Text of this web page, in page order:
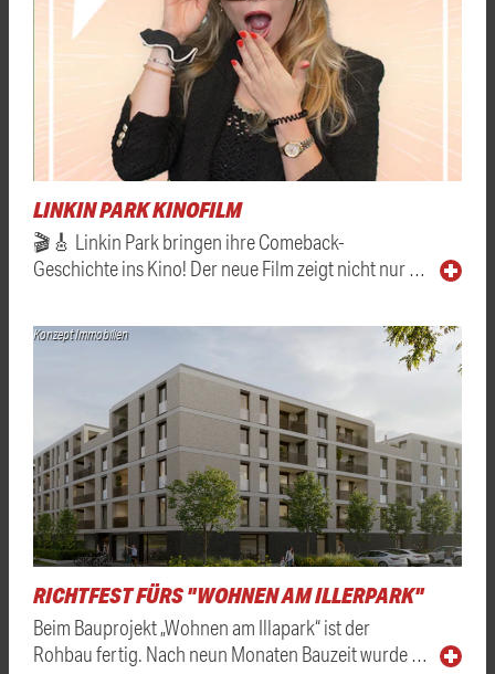
LINKIN PARK KINOFILM
🎬🎸 Linkin Park bringen ihre Comeback-
Geschichte ins Kino! Der neue Film zeigt nicht nur …
Konzept Immobilien
RICHTFEST FÜRS "WOHNEN AM ILLERPARK"
Beim Bauprojekt „Wohnen am Illapark“ ist der
Rohbau fertig. Nach neun Monaten Bauzeit wurde …